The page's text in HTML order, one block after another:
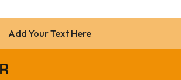
Add Your Text Here